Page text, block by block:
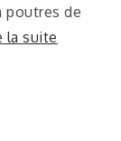
poutres de
la suite